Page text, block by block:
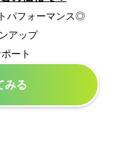
パフォーマンス◎
アップ
ート
みる